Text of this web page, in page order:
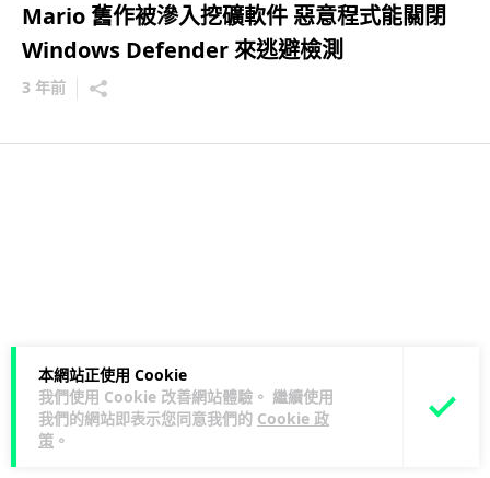
本網站正使用 Cookie
我們使用 Cookie 改善網站體驗。 繼續使用
我們的網站即表示您同意我們的 Cookie 政
策 。
Mario 舊作被滲入挖礦軟件 惡意程式能關閉
Windows Defender 來逃避檢測
3 年前